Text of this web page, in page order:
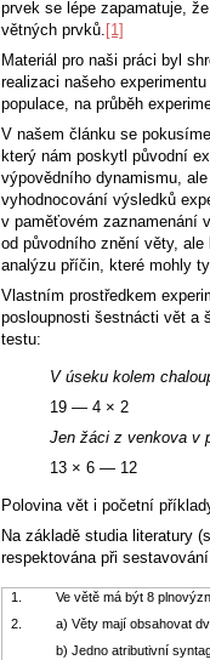
prvek se lépe zapamatuje,
větných prvků. [1]
Materiál pro naši práci byl
realizaci našeho
populace, na průběh
V našem článku se
který nám poskytl původní
výpovědního dynamismu,
vyhodnocování výsledků
v paměťovém zaznamenání
od původního znění věty,
analýzu příčin, které mohly
Vlastním prostředkem
posloupnosti šestnácti vět a
testu:
V úseku kolem
19 — 4 × 2
Jen žáci z venkova v
13 × 6 — 12
Polovina vět i početní
Na základě studia literatury
respektována při
1.
Ve větě má být 8
2.
a) Věty mají obsahovat
b) Jedno atributivní